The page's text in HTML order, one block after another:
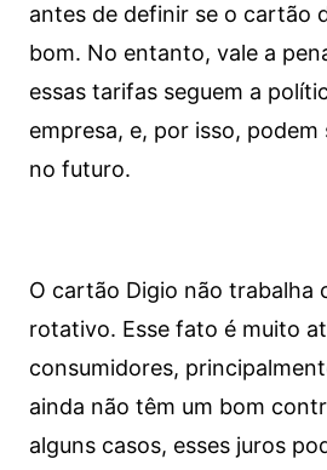
antes de definir se o cartão
bom. No entanto, vale a
essas tarifas seguem a
empresa, e, por isso,
no futuro.
O cartão Digio não trabalha
rotativo. Esse fato é muito
consumidores,
ainda não têm um bom
alguns casos, esses juros